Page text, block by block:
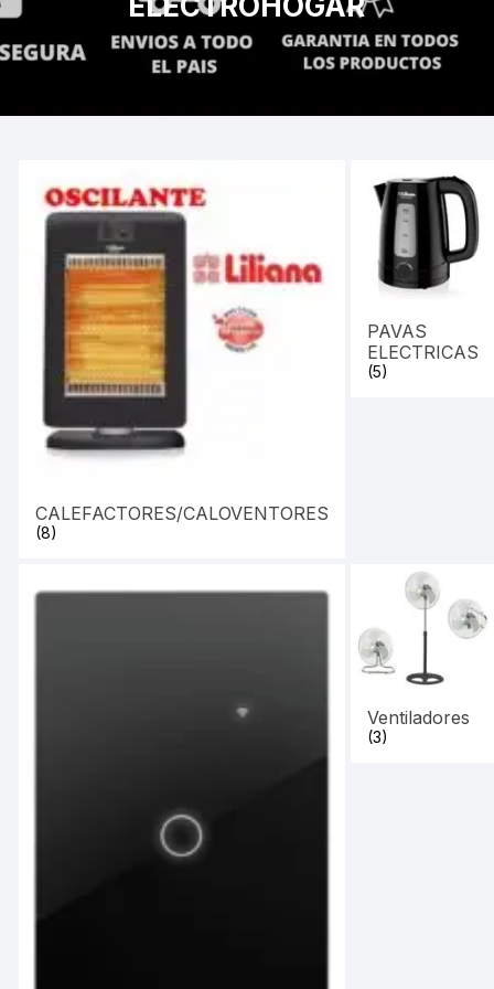
CALEFACTORES/CALOVENTORES
(8)
PAVAS
ELECTRICAS
(5)
Ventiladores
(3)